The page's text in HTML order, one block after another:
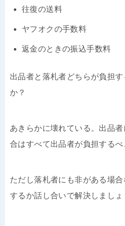
往復の送料
ヤフオクの手数料
返金のときの振込手数料
出品者と落札者どちらが負担
か？
あきらかに壊れている。出品
合はすべて出品者が負担するべ
ただし落札者にも非がある場
するか話し合いで解決しましょ